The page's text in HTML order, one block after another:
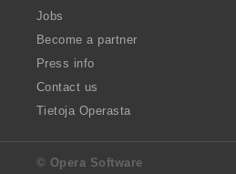
Jobs
Become a partner
Press info
Contact us
Tietoja Operasta
© Opera Software